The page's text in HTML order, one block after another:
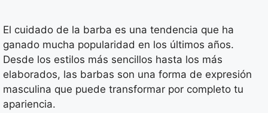
El cuidado de la barba es una tendencia que ha
ganado mucha popularidad en los últimos años.
Desde los estilos más sencillos hasta los más
elaborados, las barbas son una forma de expresión
masculina que puede transformar por completo tu
apariencia.